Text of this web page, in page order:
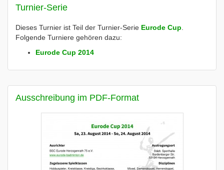
Turnier-Serie
Dieses Turnier ist Teil der Turnier-Serie Eurode Cup
Folgende Turniere gehören dazu:
Eurode Cup 2014
Ausschreibung im PDF-Format